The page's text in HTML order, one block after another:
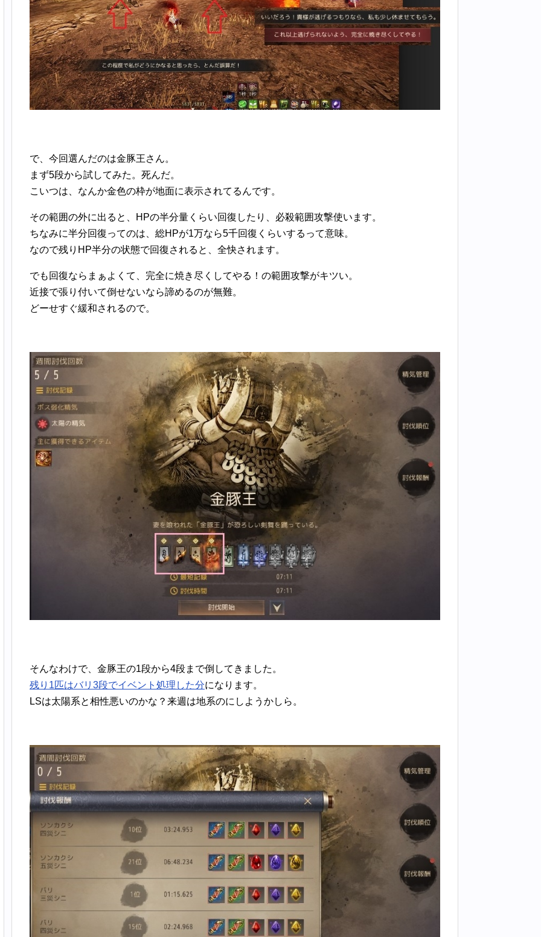
で、今回選んだのは金豚王さん。
まず5段から試してみた。死んだ。
こいつは、なんか金色の枠が地面に表示されてるんです。
その範囲の外に出ると、HPの半分量くらい回復したり、必殺範囲攻撃使います。
ちなみに半分回復ってのは、総HPが1万なら5千回復くらいするって意味。
なので残りHP半分の状態で回復されると、全快されます。
でも回復ならまぁよくて、完全に焼き尽くしてやる！の範囲攻撃がキツい。
近接で張り付いて倒せないなら諦めるのが無難。
どーせすぐ緩和されるので。
そんなわけで、金豚王の1段から4段まで倒してきました。
残り1匹はバリ3段でイベント処理した分になります。
LSは太陽系と相性悪いのかな？来週は地系のにしようかしら。